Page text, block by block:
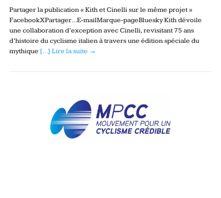
Partager la publication « Kith et Cinelli sur le même projet »
FacebookXPartager…E-mailMarque-pageBluesky Kith dévoile
une collaboration d’exception avec Cinelli, revisitant 75 ans
d’histoire du cyclisme italien à travers une édition spéciale du
mythique […] Lire la suite →